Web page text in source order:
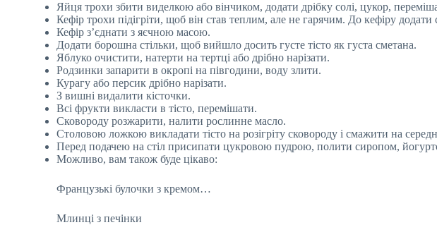
Яйця трохи збити виделкою або вінчиком, додати дрібку солі, цукор,
Кефір трохи підігріти, щоб він став теплим, але не гарячим. До кефіру додати
Кефір з’єднати з яєчною масою.
Додати борошна стільки, щоб вийшло досить густе тісто як густа сметана.
Яблуко очистити, натерти на тертці або дрібно нарізати.
Родзинки запарити в окропі на півгодини, воду злити.
Курагу або персик дрібно нарізати.
З вишні видалити кісточки.
Всі фрукти викласти в тісто, перемішати.
Сковороду розжарити, налити рослинне масло.
Столовою ложкою викладати тісто на розігріту сковороду і смажити на
Перед подачею на стіл присипати цукровою пудрою, полити сиропом,
Можливо, вам також буде цікаво:
Французькі булочки з кремом…
Млинці з печінки